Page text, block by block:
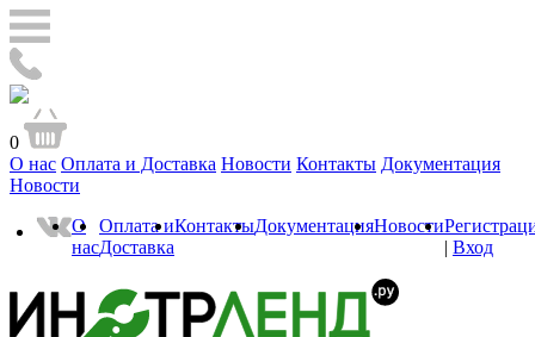
0
О нас Оплата и Доставка Новости Контакты Документация
Новости
О
нас
Оплата и
Доставка
КонтактыДокументацияНовости
| Вход